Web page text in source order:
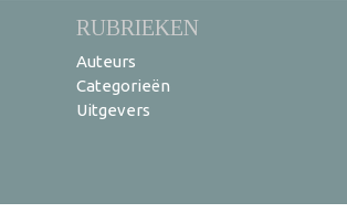
RUBRIEKEN
Auteurs
Categorieën
Uitgevers